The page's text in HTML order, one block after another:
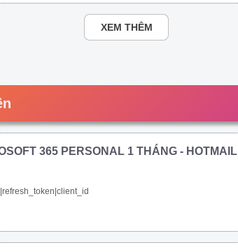
XEM THÊM
365 PERSONAL 1 THÁNG - HOTMAIL